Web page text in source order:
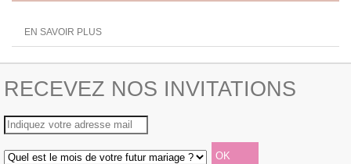
EN SAVOIR PLUS
RECEVEZ NOS INVITATIONS